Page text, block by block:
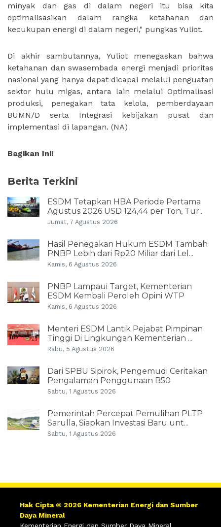
minyak dan gas di dalam negeri itu bisa kita
optimalisasikan dalam rangka ketahanan dan
kecukupan energi di dalam negeri," pungkas Yuliot.
Di akhir sambutannya, Yuliot menegaskan bahwa
ketahanan dan swasembada energi menjadi prioritas
nasional yang hanya dapat dicapai melalui penguatan
sektor hulu migas, antara lain melalui Optimalisasi
produksi, penegakan tata kelola, pemberdayaan
BUMN/D serta Integrasi kebijakan pusat dan
implementasi di lapangan. (NA)
Bagikan Ini!
Berita Terkini
ESDM Tetapkan HBA Periode Pertama
Agustus 2026 USD 124,44 per Ton, Tur...
Jumat, 7 Agustus 2026
Hasil Penegakan Hukum ESDM Tambah
PNBP Lebih dari Rp20 Miliar dari Lel...
Kamis, 6 Agustus 2026
PNBP Lampaui Target, Kementerian
ESDM Kembali Peroleh Opini WTP
Kamis, 6 Agustus 2026
Menteri ESDM Lantik Pejabat Pimpinan
Tinggi Di Lingkungan Kementerian ...
Rabu, 5 Agustus 2026
Dari SPBU Sipirok, Pengemudi Ceritakan
Pengalaman Penggunaan B50
Sabtu, 1 Agustus 2026
Pemerintah Percepat Pemulihan PLTP
Sarulla, Siapkan Investasi Baru unt...
Sabtu, 1 Agustus 2026
Hak Cipta © 2026 Kementerian Energi dan Sumber
Daya Mineral
Kementerian Energi dan Sumber Daya Mineral